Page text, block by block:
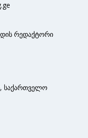
რედაქტორი
საქართველო